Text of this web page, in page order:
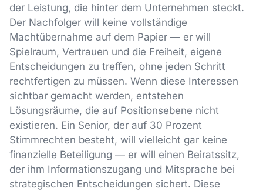
der Leistung, die hinter dem Unternehmen steckt.
Der Nachfolger will keine vollständige
Machtübernahme auf dem Papier — er will
Spielraum, Vertrauen und die Freiheit, eigene
Entscheidungen zu treffen, ohne jeden Schritt
rechtfertigen zu müssen. Wenn diese Interessen
sichtbar gemacht werden, entstehen
Lösungsräume, die auf Positionsebene nicht
existieren. Ein Senior, der auf 30 Prozent
Stimmrechten besteht, will vielleicht gar keine
finanzielle Beteiligung — er will einen Beiratssitz,
der ihm Informationszugang und Mitsprache bei
strategischen Entscheidungen sichert. Diese